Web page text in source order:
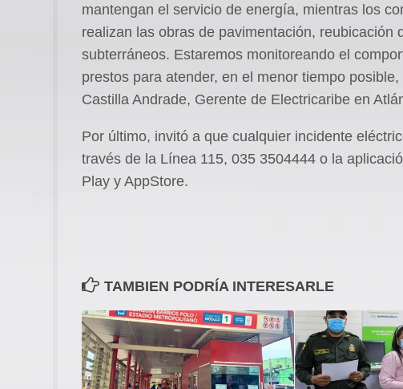
mantengan el servicio de energía, mientras los
realizan las obras de pavimentación, reubicación
subterráneos. Estaremos monitoreando el
prestos para atender, en el menor tiempo
Castilla Andrade, Gerente de Electricaribe en
Por último, invitó a que cualquier incidente
través de la Línea 115, 035 3504444 o la
Play y AppStore.
TAMBIEN PODRÍA INTERESARLE